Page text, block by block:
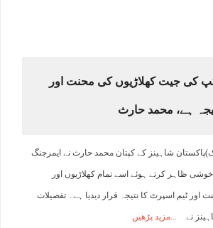
کپ کی جیت کھلاڑیوں کی محنت اور
ہے، محمد حارث
شاہینز کے کپتان محمد حارث نے ایمرجنگ
ظاہر کرتے ہوئے اسے تمام کھلاڑیوں اور
ٹیم اسپرٹ کا نتیجہ قرار دیدیا ہے۔ تفصیلات
نے مزید پڑھیں